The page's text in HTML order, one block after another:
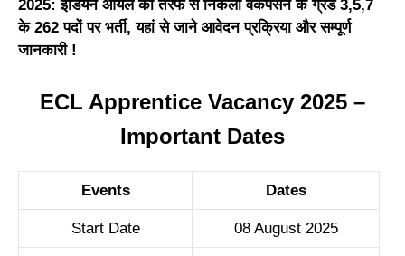
2025: इंडियन ऑयल की तरफ से निकली वर्कपर्सन के ग्रेड 3,5,7
के 262 पदों पर भर्ती, यहां से जाने आवेदन प्रक्रिया और सम्पूर्ण
जानकारी !
ECL Apprentice Vacancy 2025 –
Important Dates
Events Dates
Start Date 08 August 2025